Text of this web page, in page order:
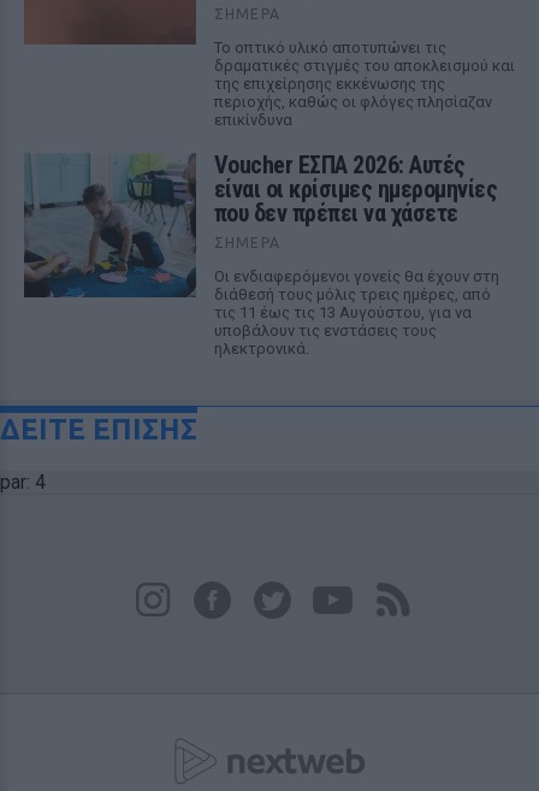
ΣΉΜΕΡΑ
Το οπτικό υλικό αποτυπώνει τις
δραματικές στιγμές του αποκλεισμού και
της επιχείρησης εκκένωσης της
περιοχής, καθώς οι φλόγες πλησίαζαν
επικίνδυνα
Voucher ΕΣΠΑ 2026: Αυτές
είναι οι κρίσιμες ημερομηνίες
που δεν πρέπει να χάσετε
ΣΉΜΕΡΑ
Οι ενδιαφερόμενοι γονείς θα έχουν στη
διάθεσή τους μόλις τρεις ημέρες, από
τις 11 έως τις 13 Αυγούστου, για να
υποβάλουν τις ενστάσεις τους
ηλεκτρονικά.
ΔΕΙΤΕ ΕΠΙΣΗΣ
par: 4